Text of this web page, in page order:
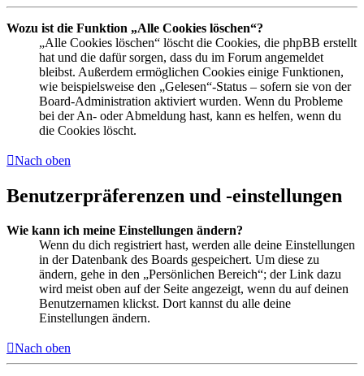
Wozu ist die Funktion „Alle Cookies löschen“?
„Alle Cookies löschen“ löscht die Cookies, die phpBB erstellt
hat und die dafür sorgen, dass du im Forum angemeldet
bleibst. Außerdem ermöglichen Cookies einige Funktionen,
wie beispielsweise den „Gelesen“-Status – sofern sie von der
Board-Administration aktiviert wurden. Wenn du Probleme
bei der An- oder Abmeldung hast, kann es helfen, wenn du
die Cookies löscht.
Nach oben
Benutzerpräferenzen und -einstellungen
Wie kann ich meine Einstellungen ändern?
Wenn du dich registriert hast, werden alle deine Einstellungen
in der Datenbank des Boards gespeichert. Um diese zu
ändern, gehe in den „Persönlichen Bereich“; der Link dazu
wird meist oben auf der Seite angezeigt, wenn du auf deinen
Benutzernamen klickst. Dort kannst du alle deine
Einstellungen ändern.
Nach oben